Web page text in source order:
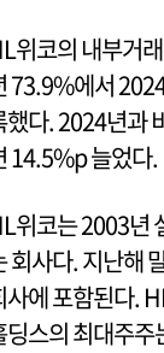
위코의 내부거
73.9%에서
했다. 2024년과
14.5%p 늘었다.
위코는 2003년
회사다. 지난해
사에 포함된다.
딩스의 최대주